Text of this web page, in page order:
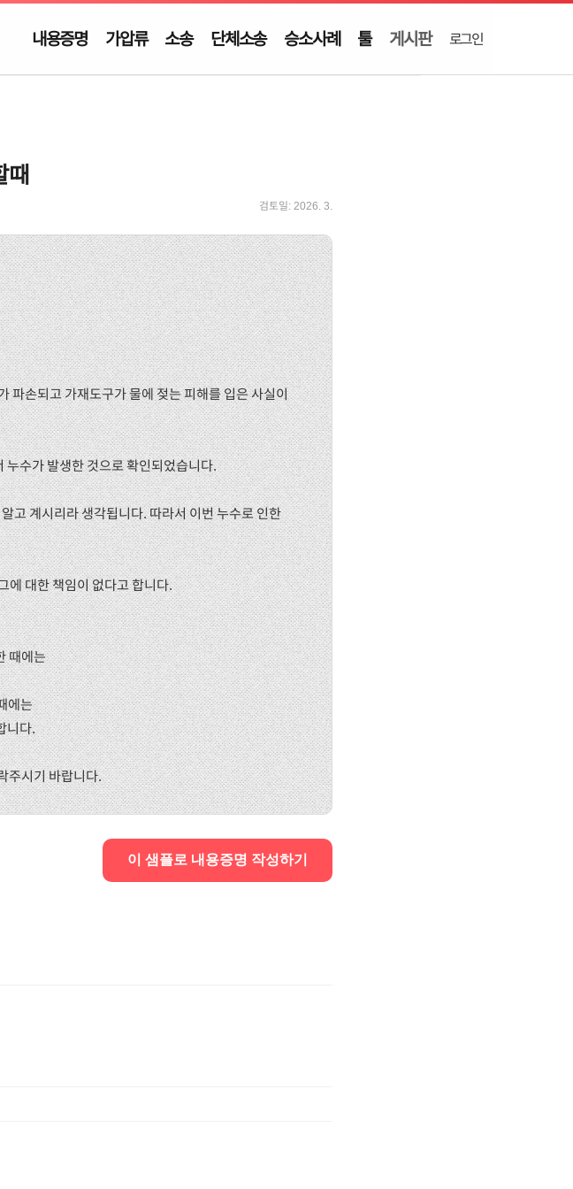
내용증명 가압류 소송 단체소송 승소사례 툴 게시판 로그인
때
검토일:2026. 3.
파손되고 가재도구가 물에 젖는 피해를 입은 사실이
수가 발생한 것으로 확인되었습니다.
고 계시리라 생각됩니다. 따라서 이번 누수로 인한
에 대한 책임이 없다고 합니다.
때에는
에는
니다.
주시기 바랍니다.
이 샘플로 내용증명 작성하기